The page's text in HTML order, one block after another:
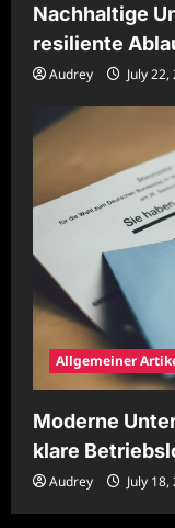
Nachhaltige
resiliente
Audrey July
Allgemeiner
Moderne
klare
Audrey July